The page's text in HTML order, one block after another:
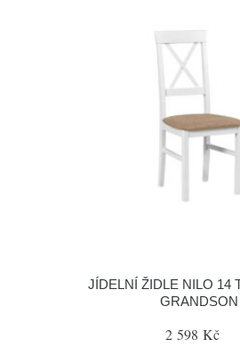
JÍDELNÍ ŽIDLE NILO 14
GRANDSON
2 598 Kč